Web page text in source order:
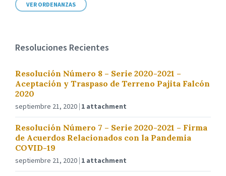
VER ORDENANZAS
Resoluciones Recientes
Resolución Número 8 – Serie 2020-2021 –
Aceptación y Traspaso de Terreno Pajita Falcón
2020
septiembre 21, 2020 1 attachment
Resolución Número 7 – Serie 2020-2021 – Firma
de Acuerdos Relacionados con la Pandemia
COVID-19
septiembre 21, 2020 1 attachment